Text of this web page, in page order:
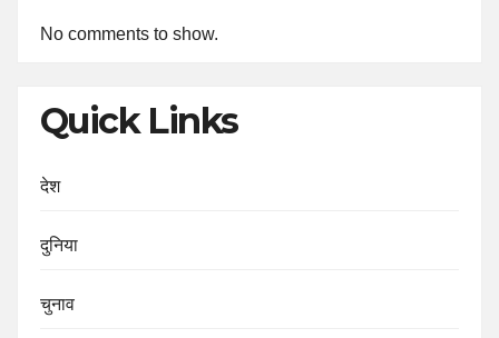
No comments to show.
Quick Links
देश
दुनिया
चुनाव